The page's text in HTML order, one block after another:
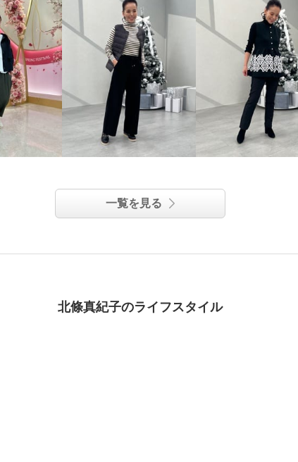
一覧を見る
北條真紀子のライフスタイル